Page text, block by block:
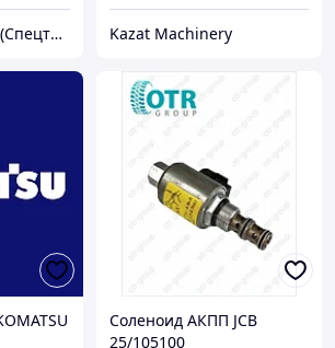
ТОО OTR GROUP (Спецтехника, зпачасти и шины) Kazat Machinery
Соленоид АКПП JCB
25/105100